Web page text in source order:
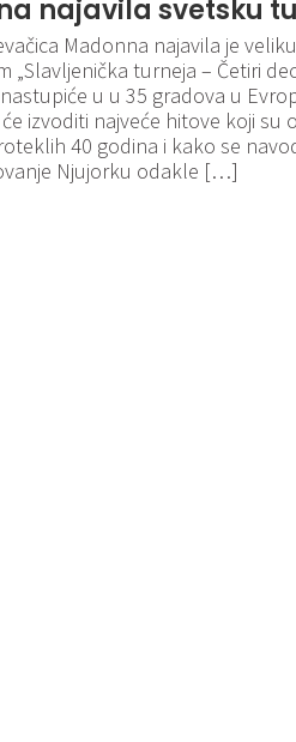
najavila svetsku
Madonna najavila je
„Slavljenička turneja – Četiri
u u 35 gradova u
izvoditi najveće hitove koji su
40 godina i kako se
Njujorku odakle […]